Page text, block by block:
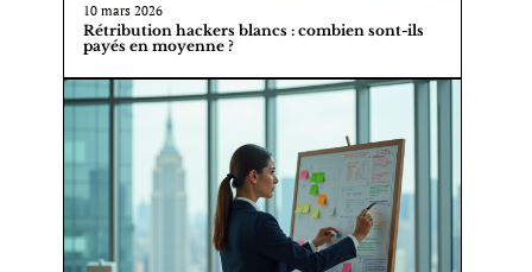
10 mars 2026
Rétribution hackers blancs : combien sont-ils
payés en moyenne ?